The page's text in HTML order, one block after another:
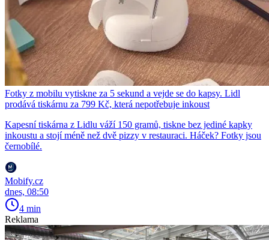
Fotky z mobilu vytiskne za 5 sekund a vejde se do kapsy. Lidl
prodává tiskárnu za 799 Kč, která nepotřebuje inkoust
Kapesní tiskárna z Lidlu váží 150 gramů, tiskne bez jediné kapky
inkoustu a stojí méně než dvě pizzy v restauraci. Háček? Fotky jsou
černobílé.
Mobify.cz
dnes, 08:50
4 min
Reklama